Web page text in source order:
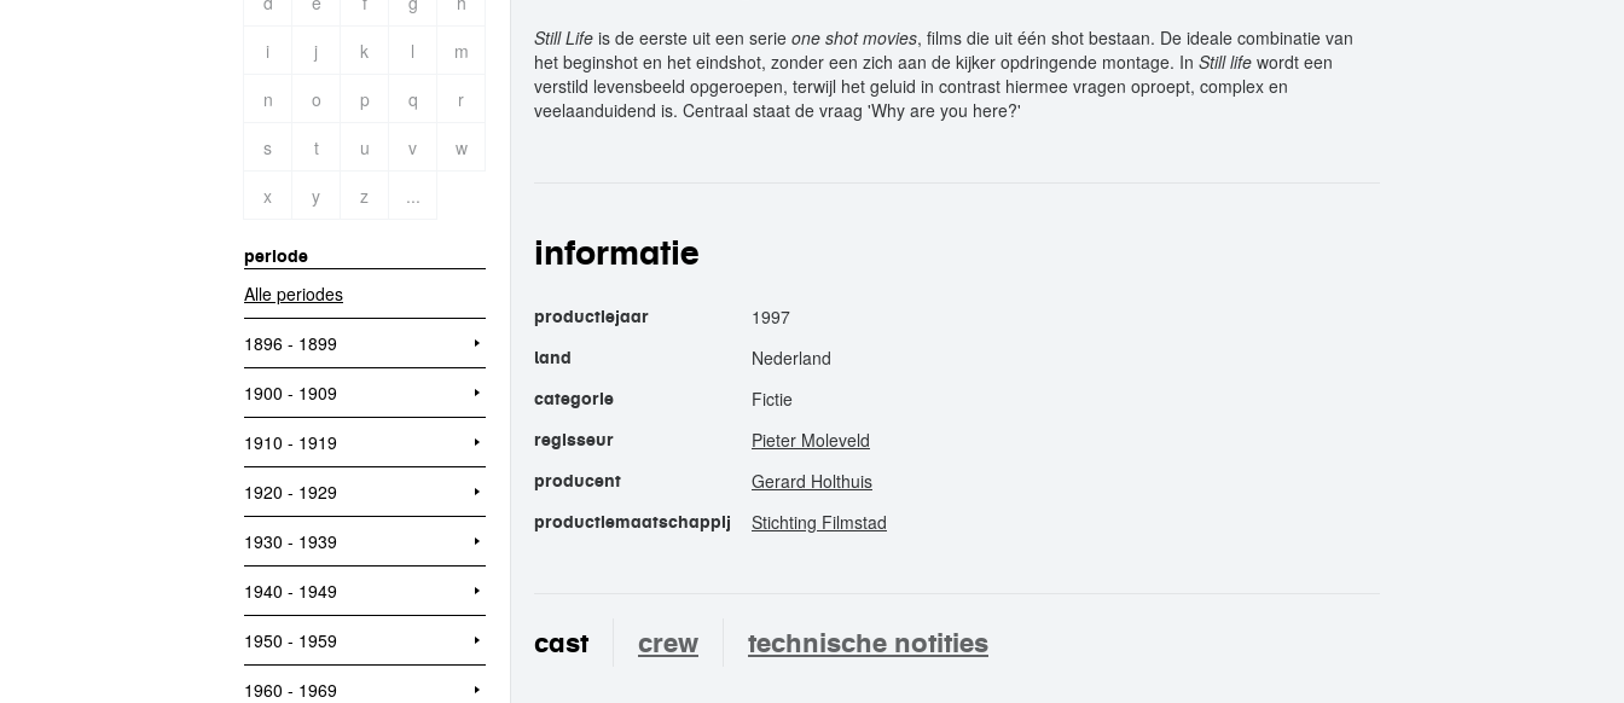
i
j k l
m
n
o p q
r
s
t u v
w
x
y z ...
periode
Alle periodes
1896 - 1899
1900 - 1909
1910 - 1919
1920 - 1929
1930 - 1939
1940 - 1949
1950 - 1959
1960 - 1969
Still Life is de eerste uit een serie one shot movies, films die uit één shot bestaan. De ideale combinatie van
het beginshot en het eindshot, zonder een zich aan de kijker opdringende montage. In Still life wordt een
verstild levensbeeld opgeroepen, terwijl het geluid in contrast hiermee vragen oproept, complex en
veelaanduidend is. Centraal staat de vraag 'Why are you here?'
informatie
productiejaar 1997
land Nederland
categorie Fictie
regisseur Pieter Moleveld
producent Gerard Holthuis
productiemaatschappij Stichting Filmstad
cast crew technische notities